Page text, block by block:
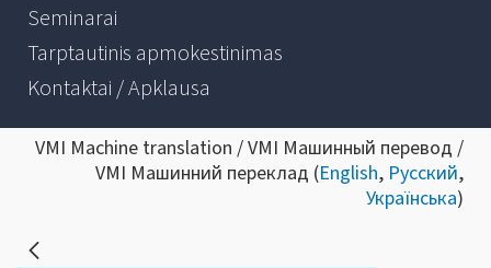
Seminarai
Tarptautinis apmokestinimas
Kontaktai / Apklausa
VMI Machine translation / VMI Машинный перевод /
VMI Машинний переклад (English, Русский,
Українська)